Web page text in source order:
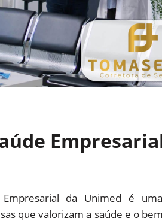
da Unimed é
que valorizam a saúde e o